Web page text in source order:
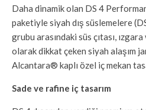
Daha dinamik olan DS 4
paketiyle siyah dış süslemelere
grubu arasındaki süs çıtası,
olarak dikkat çeken siyah alaşım
Alcantara® kaplı özel iç mekan
Sade ve rafine iç tasarım